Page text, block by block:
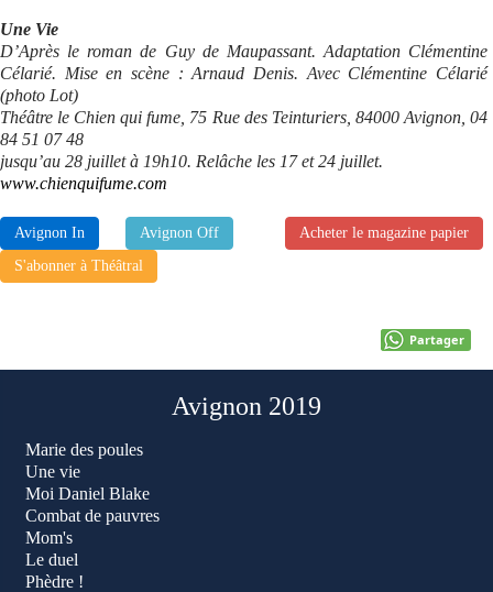
Une Vie
D’Après le roman de Guy de Maupassant. Adaptation Clémentine
Célarié. Mise en scène : Arnaud Denis. Avec Clémentine Célarié
(photo Lot)
Théâtre le Chien qui fume, 75 Rue des Teinturiers, 84000 Avignon, 04
84 51 07 48
jusqu’au 28 juillet à 19h10. Relâche les 17 et 24 juillet.
www.chienquifume.com
Avignon In Avignon Off
Acheter le magazine papier
S'abonner à Théâtral
Partager
Avignon 2019
Marie des poules
Une vie
Moi Daniel Blake
Combat de pauvres
Mom's
Le duel
Phèdre !